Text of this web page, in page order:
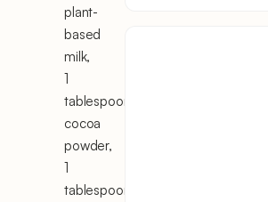
plant-
based
milk,
1
tablespoon
cocoa
powder,
1
tablespoon